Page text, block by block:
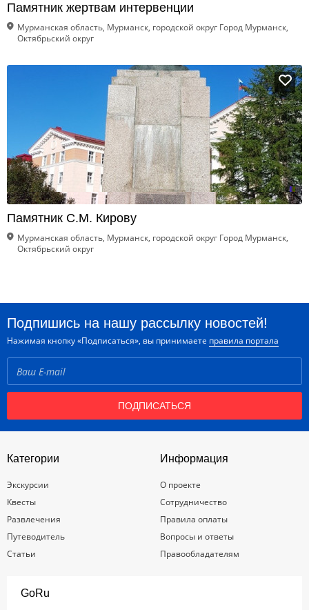
Памятник жертвам интервенции
Мурманская область, Мурманск, городской округ Город Мурманск,
Октябрьский округ
Памятник С.М. Кирову
Мурманская область, Мурманск, городской округ Город Мурманск,
Октябрьский округ
Подпишись на нашу рассылку новостей!
Нажимая кнопку «Подписаться», вы принимаете правила портала
ПОДПИСАТЬСЯ
Категории
Экскурсии
Квесты
Развлечения
Путеводитель
Статьи
Информация
О проекте
Сотрудничество
Правила оплаты
Вопросы и ответы
Правообладателям
GoRu